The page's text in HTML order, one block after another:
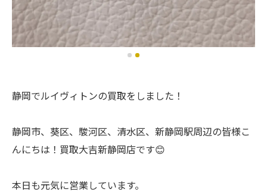
静岡でルイヴィトンの買取をしました！
静岡市、葵区、駿河区、清水区、新静岡駅周辺の皆様こ
んにちは！買取大吉新静岡店です😊
本日も元気に営業しています。